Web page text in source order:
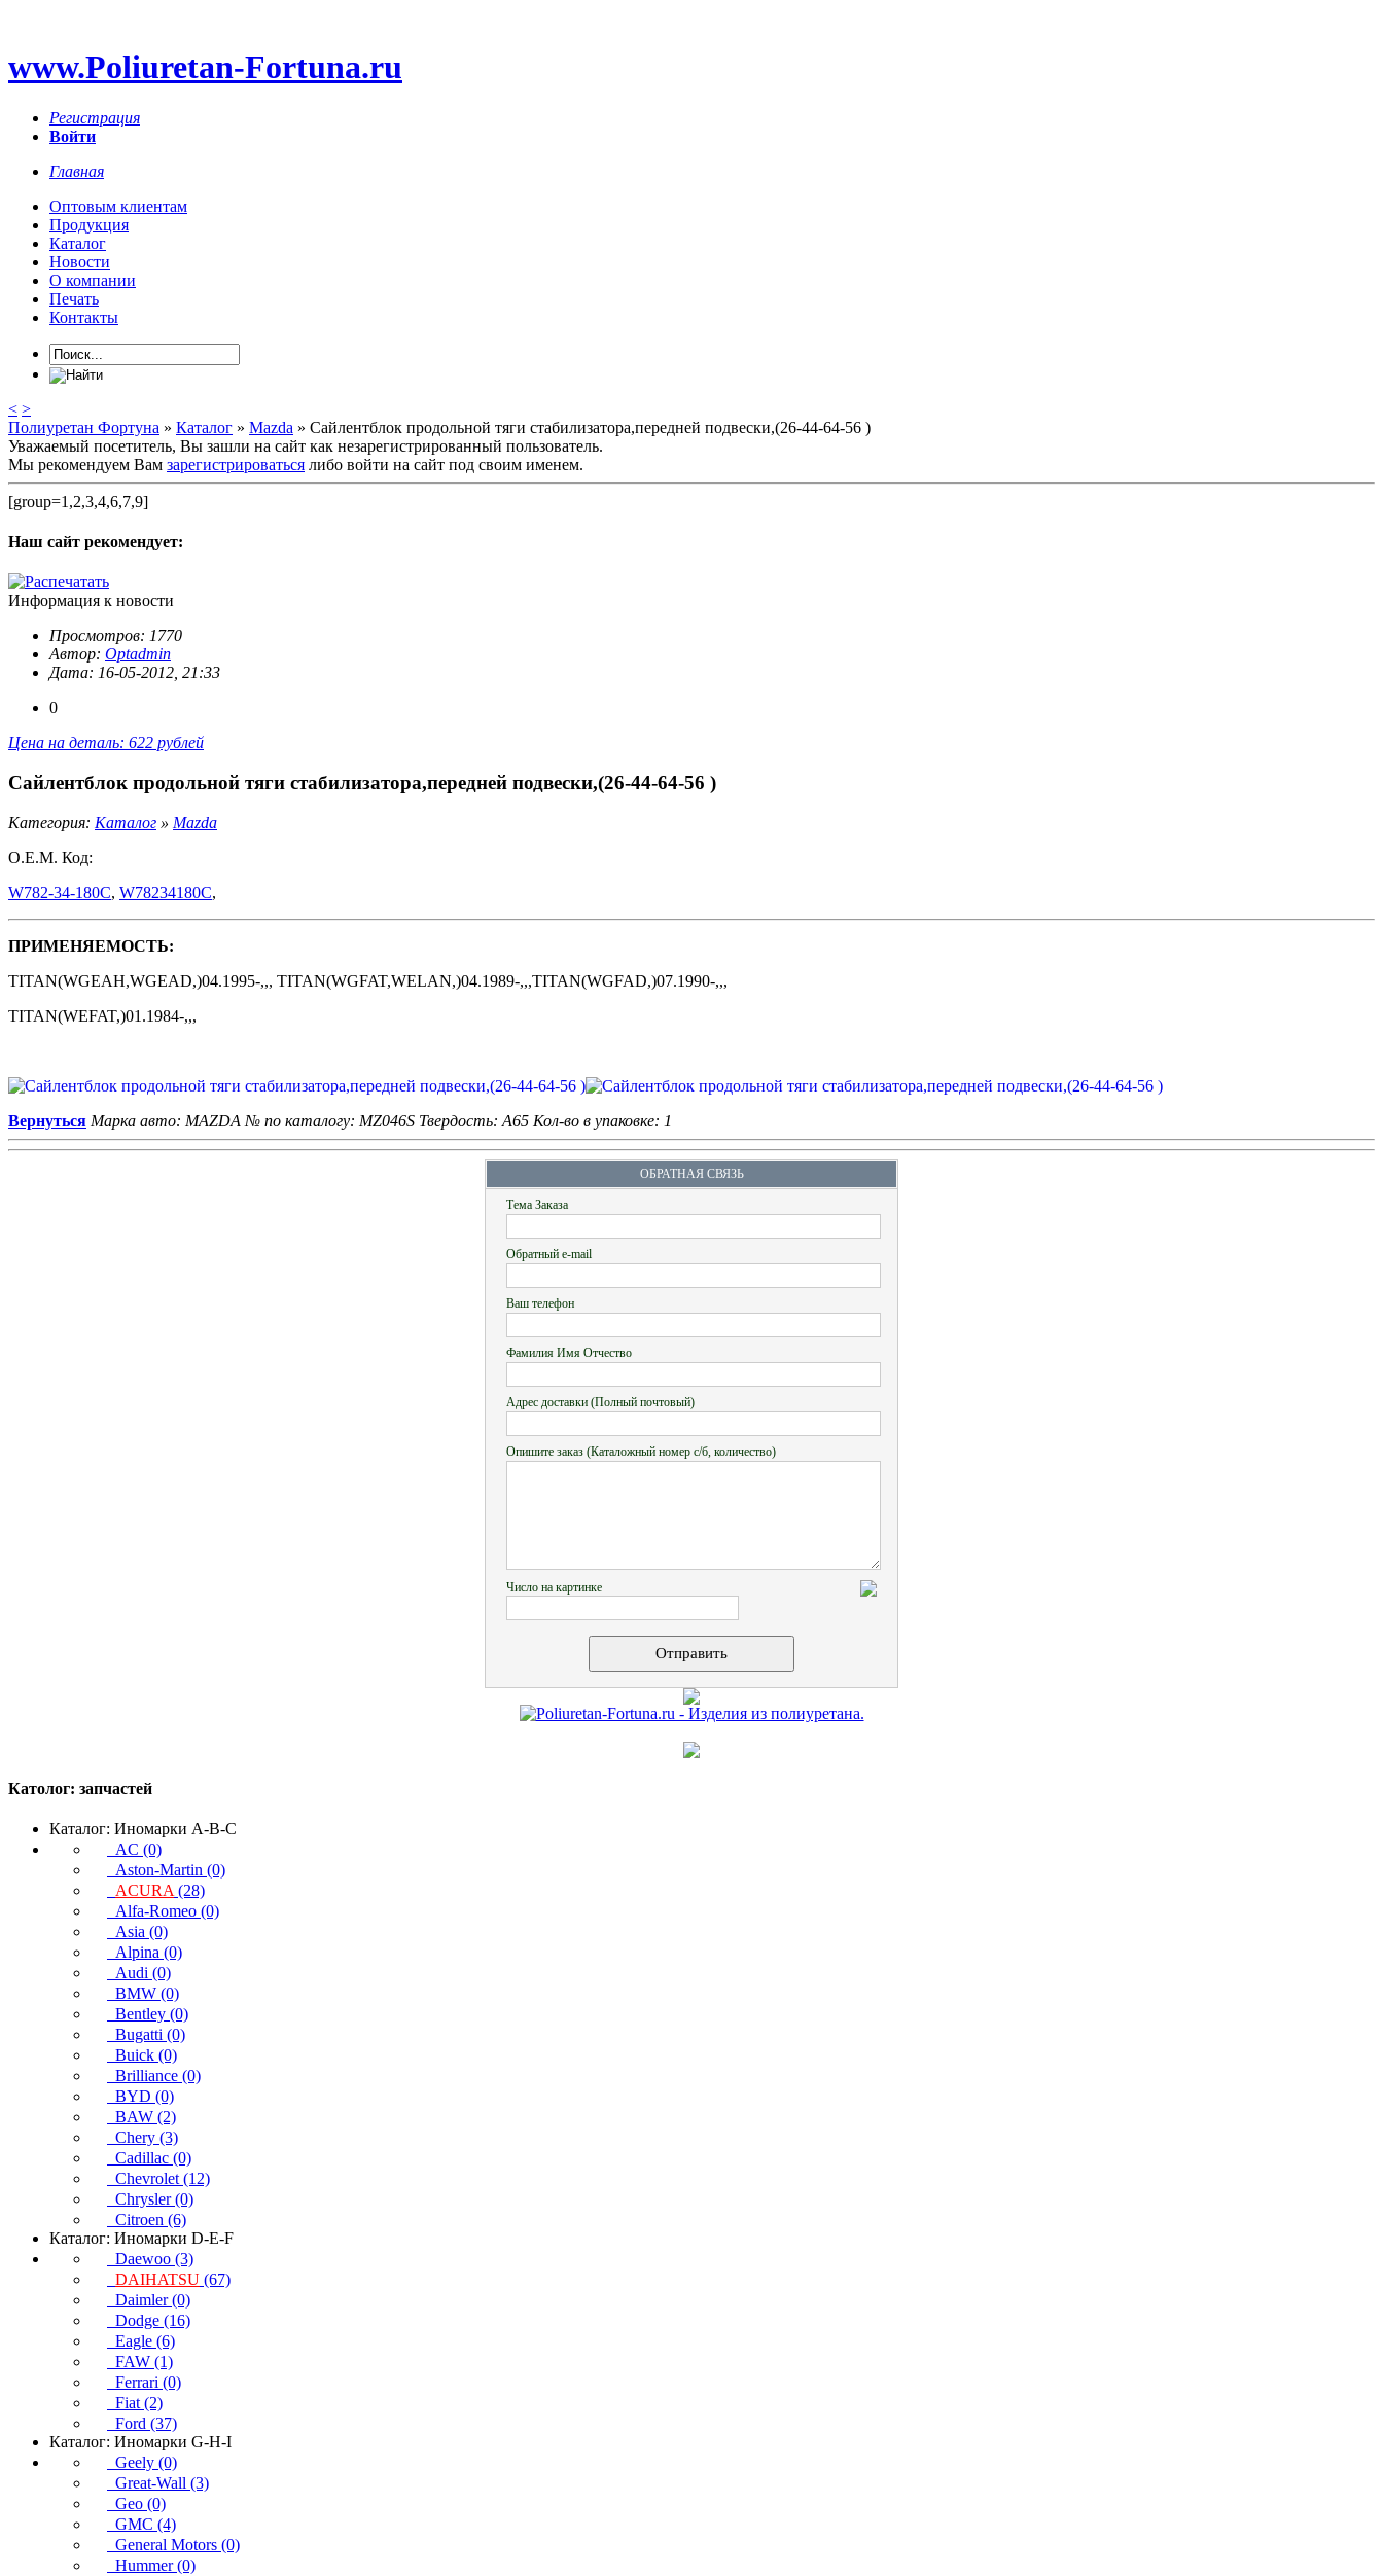
www.Poliuretan-Fortuna.ru
Регистрация
Войти
Главная
Оптовым клиентам
Продукция
Каталог
Новости
О компании
Печать
Контакты
< >
Полиуретан Фортуна » Каталог » Mazda » Сайлентблок продольной тяги стабилизатора,передней подвески,(26-44-64-56 )
Уважаемый посетитель, Вы зашли на сайт как незарегистрированный пользователь.
Мы рекомендуем Вам зарегистрироваться либо войти на сайт под своим именем.
[group=1,2,3,4,6,7,9]
Наш сайт рекомендует:
Информация к новости
Просмотров: 1770
Автор: Optadmin
Дата: 16-05-2012, 21:33
0
Цена на деталь: 622 рублей
Сайлентблок продольной тяги стабилизатора,передней подвески,(26-44-64-56 )
Категория: Каталог » Mazda
O.E.M. Код:
W782-34-180C, W78234180C,
ПРИМЕНЯЕМОСТЬ:
TITAN(WGEAH,WGEAD,)04.1995-,,, TITAN(WGFAT,WELAN,)04.1989-,,,TITAN(WGFAD,)07.1990-,,,
TITAN(WEFAT,)01.1984-,,,
Вернуться Марка авто: MAZDA № по каталогу: MZ046S Твердость: A65 Кол-во в упаковке: 1
ОБРАТНАЯ СВЯЗЬ
Тема Заказа
Обратный e-mail
Ваш телефон
Фамилия Имя Отчество
Адрес доставки (Полный почтовый)
Опишите заказ (Каталожный номер с/б, количество)
Число на картинке
Католог: запчастей
Каталог: Иномарки A-B-C
AC (0)
Aston-Martin (0)
ACURA (28)
Alfa-Romeo (0)
Asia (0)
Alpina (0)
Audi (0)
BMW (0)
Bentley (0)
Bugatti (0)
Buick (0)
Brilliance (0)
BYD (0)
BAW (2)
Chery (3)
Cadillac (0)
Chevrolet (12)
Chrysler (0)
Citroen (6)
Каталог: Иномарки D-E-F
Daewoo (3)
DAIHATSU (67)
Daimler (0)
Dodge (16)
Eagle (6)
FAW (1)
Ferrari (0)
Fiat (2)
Ford (37)
Каталог: Иномарки G-H-I
Geely (0)
Great-Wall (3)
Geo (0)
GMC (4)
General Motors (0)
Hummer (0)